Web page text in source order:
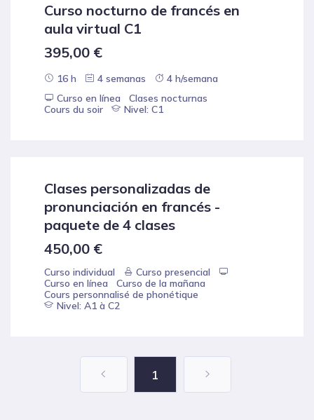
Curso nocturno de francés en
aula virtual C1
395,00 €
16 h 4 semanas
4 h/semana
Curso en línea
Clases nocturnas
Cours du soir
Nivel: C1
Clases personalizadas de
pronunciación en francés -
paquete de 4 clases
450,00 €
Curso individual
Curso presencial
Curso en línea
Curso de la mañana
Cours personnalisé de phonétique
Nivel: A1 à C2
1